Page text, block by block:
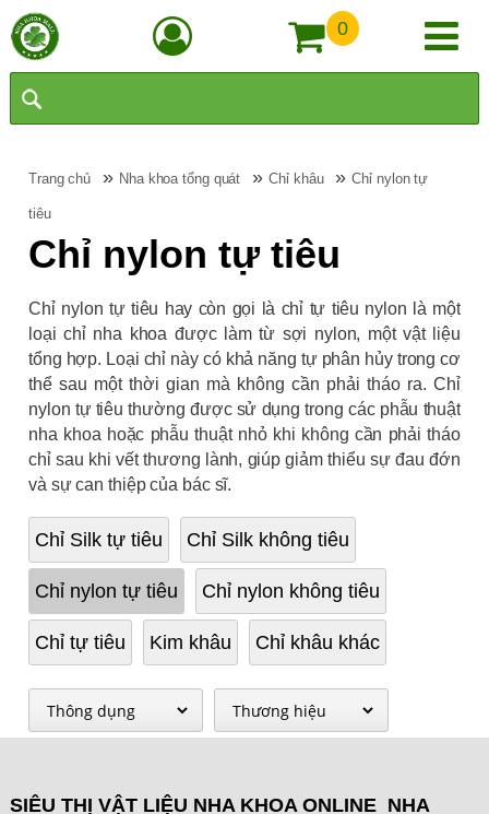
0
Trang chủ » Nha khoa tổng quát »Chỉ khâu »Chỉ nylon tự
tiêu
Chỉ nylon tự tiêu
Chỉ nylon tự tiêu hay còn gọi là chỉ tự tiêu nylon là một
loại chỉ nha khoa được làm từ sợi nylon, một vật liệu
tổng hợp. Loại chỉ này có khả năng tự phân hủy trong cơ
thể sau một thời gian mà không cần phải tháo ra. Chỉ
nylon tự tiêu thường được sử dụng trong các phẫu thuật
nha khoa hoặc phẫu thuật nhỏ khi không cần phải tháo
chỉ sau khi vết thương lành, giúp giảm thiểu sự đau đớn
và sự can thiệp của bác sĩ.
Chỉ Silk tự tiêu Chỉ Silk không tiêu
Chỉ nylon tự tiêu Chỉ nylon không tiêu
Chỉ tự tiêu Kim khâu Chỉ khâu khác
SIÊU THỊ VẬT LIỆU NHA KHOA ONLINE NHA